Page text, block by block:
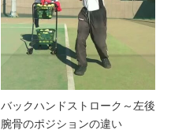
バックハンドストローク～左後
腕骨のポジションの違い